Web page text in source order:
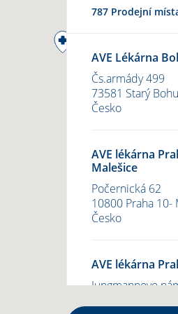
787 Prodejní
AVE Lékárna
Čs.armády 499
73581 Starý
Česko
AVE lékárna
Malešice
Počernická 62
10800 Praha 10-
Česko
AVE lékárna
Jungmannovo
LOAD MORE
3